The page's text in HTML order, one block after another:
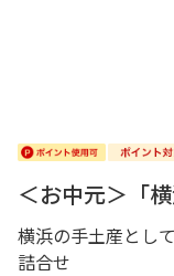
＜お中元＞「
横浜の手土産とし
詰合せ